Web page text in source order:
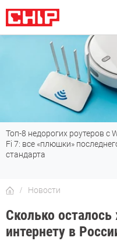
Топ-8 недорогих роутеров с
Fi 7: все «плюшки» последнего
стандарта
Новости
Сколько
интернету в